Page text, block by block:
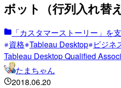
ボット（行列入れ替
「カスタマーストーリー」を
資格 Tableau Desktop ビジネ
Tableau Desktop Qualified
たまちゃん
2018.06.20